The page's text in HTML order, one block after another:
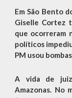
Em São Bento
Giselle Cortez
que ocorreram
políticos
PM usou
A vida de
Amazonas. No